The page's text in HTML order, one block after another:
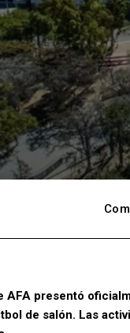
AFA presentó
de salón. Las